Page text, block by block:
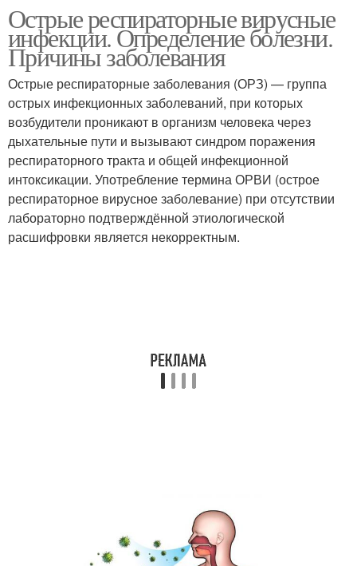
Острые респираторные вирусные
инфекции. Определение болезни.
Причины заболевания
Острые респираторные заболевания (ОРЗ) — группа
острых инфекционных заболеваний, при которых
возбудители проникают в организм человека через
дыхательные пути и вызывают синдром поражения
респираторного тракта и общей инфекционной
интоксикации. Употребление термина ОРВИ (острое
респираторное вирусное заболевание) при отсутствии
лабораторно подтверждённой этиологической
расшифровки является некорректным.